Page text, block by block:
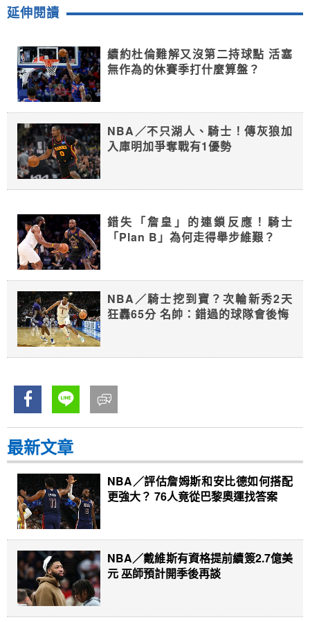
延伸閱讀
續約杜倫難解又沒第二持球點 活塞
無作為的休賽季打什麼算盤？
NBA／不只湖人、騎士！傳灰狼加
入庫明加爭奪戰有1優勢
錯失「詹皇」的連鎖反應！騎士
「Plan B」為何走得舉步維艱？
NBA／騎士挖到寶？次輪新秀2天
狂轟65分 名帥：錯過的球隊會後悔
最新文章
NBA／評估詹姆斯和安比德如何搭配
更強大？ 76人竟從巴黎奧運找答案
NBA／戴維斯有資格提前續簽2.7億美
元 巫師預計開季後再談